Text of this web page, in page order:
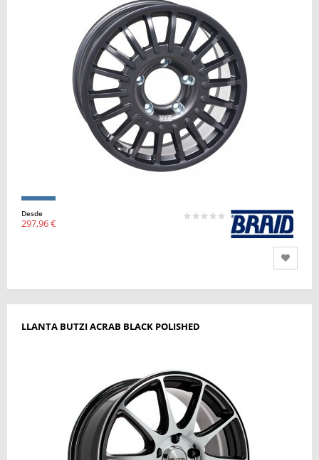
Desde
297,96 €
LLANTA BUTZI ACRAB BLACK POLISHED